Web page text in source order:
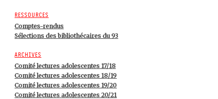
Ressources
Comptes-rendus
Sélections des bibliothécaires du 93
Archives
Comité lectures adolescentes 17/18
Comité lectures adolescentes 18/19
Comité lectures adolescentes 19/20
Comité lectures adolescentes 20/21